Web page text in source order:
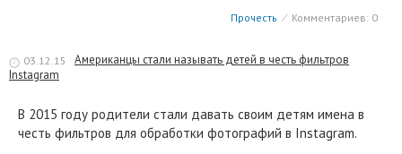
Прочесть ⁄ Комментариев: 0
03.12.15
Американцы стали называть детей в честь фильтров
Instagram
В 2015 году родители стали давать своим детям имена в
честь фильтров для обработки фотографий в Instagram.